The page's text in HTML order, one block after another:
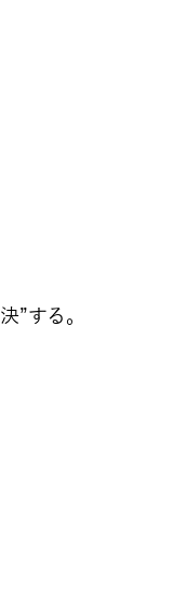
”する。